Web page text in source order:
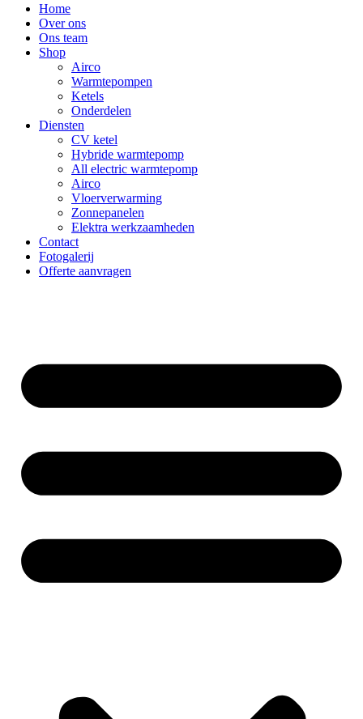
Home
Over ons
Ons team
Shop
Airco
Warmtepompen
Ketels
Onderdelen
Diensten
CV ketel
Hybride warmtepomp
All electric warmtepomp
Airco
Vloerverwarming
Zonnepanelen
Elektra werkzaamheden
Contact
Fotogalerij
Offerte aanvragen